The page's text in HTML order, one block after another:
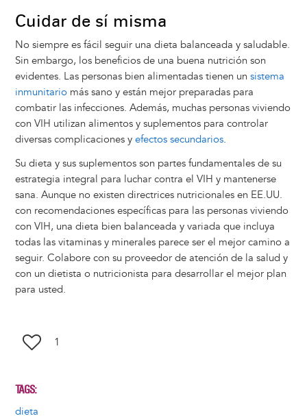
Cuidar de sí misma
No siempre es fácil seguir una dieta balanceada y saludable.
Sin embargo, los beneficios de una buena nutrición son
evidentes. Las personas bien alimentadas tienen un sistema
inmunitariomás sano y están mejor preparadas para
combatir las infecciones. Además, muchas personas viviendo
con VIH utilizan alimentos y suplementos para controlar
diversas complicaciones y efectos secundarios.
Su dieta y sus suplementos son partes fundamentales de su
estrategia integral para luchar contra el VIH y mantenerse
sana. Aunque no existen directrices nutricionales en EE.UU.
con recomendaciones específicas para las personas viviendo
con VIH, una dieta bien balanceada y variada que incluya
todas las vitaminas y minerales parece ser el mejor camino a
seguir. Colabore con su proveedor de atención de la salud y
con un dietista o nutricionista para desarrollar el mejor plan
para usted.
1
TAGS
dieta